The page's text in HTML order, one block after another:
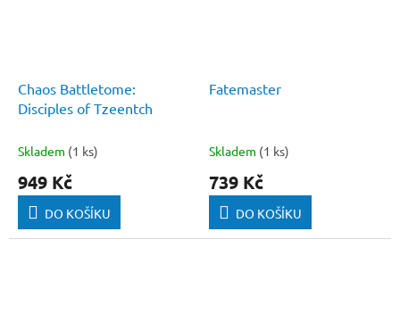
Chaos Battletome:
Disciples of Tzeentch
Skladem (1 ks)
949 Kč
DO KOŠÍKU
Fatemaster
Skladem (1 ks)
739 Kč
DO KOŠÍKU